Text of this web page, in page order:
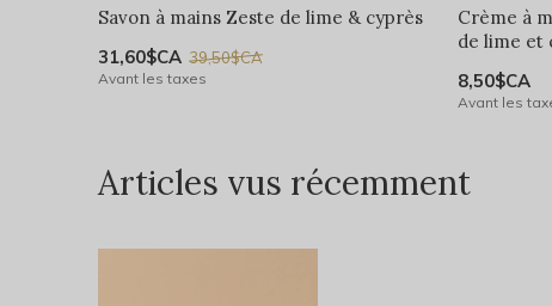
Savon à mains Zeste de lime & cyprès
31,60$CA 39,50$CA
Avant les taxes
Crème à
de lime et
8,50$CA
Avant les
Articles vus récemment